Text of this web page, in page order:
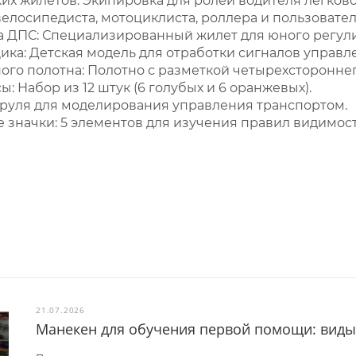
мотоциклиста, роллера и
ДПС: Специализированный жилет для юного
Детская модель для отработки сигналов
полотна: Полотно с разметкой
Набор из 12 штук (6 голубых и 6 оранжевых).
для моделирования управления транспортом.
5 элементов для изучения правил
21.07.2026
Манекен для обучения первой помощи: